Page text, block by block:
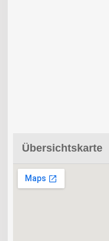
Übersichtskarte